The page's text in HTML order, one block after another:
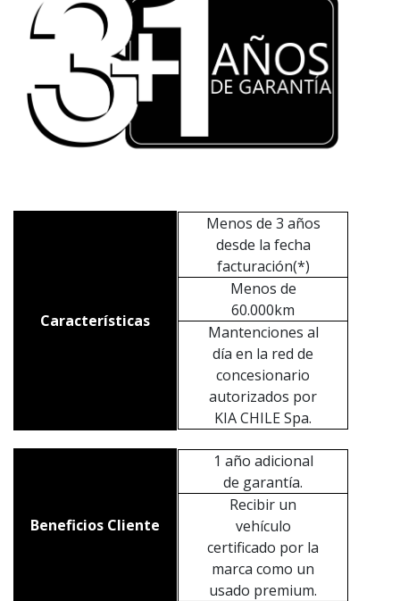
Características
Menos de 3 años
desde la fecha
facturación(*)
Menos de
60.000km
Mantenciones al
día en la red de
concesionario
autorizados por
KIA CHILE Spa.
Beneficios Cliente
1 año adicional
de garantía.
Recibir un
vehículo
certificado por la
marca como un
usado premium.